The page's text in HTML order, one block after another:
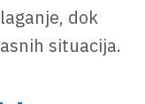
dok
situacija.